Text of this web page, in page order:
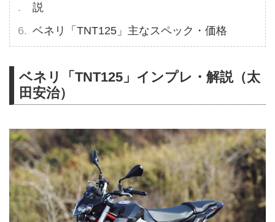
説
ベネリ「TNT125」主なスペック・価格
ベネリ「TNT125」インプレ・解説（太
田安治）